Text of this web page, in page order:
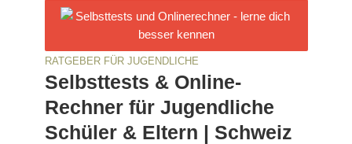
RATGEBER FÜR JUGENDLICHE
Selbsttests & Online-
Rechner für Jugendliche
Schüler & Eltern | Schweiz